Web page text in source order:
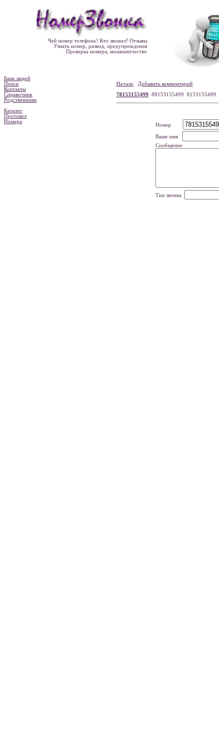
Чей номер телефона? Кто звонил? Отзывы
Узнать номер, развод, предупреждения
Проверка номера, мошенничество
Банк людей
Поиск
Контакты
Справочник
Родственники
Каталог
Протокол
Номера
Начало
Добавить комментарий
78153155499 88153155499 8153155499
Номер
Ваше имя
Сообщение
Тип звонка